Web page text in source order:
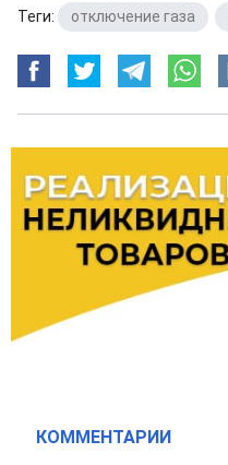
Теги: отключение газа
КОММЕНТАРИИ